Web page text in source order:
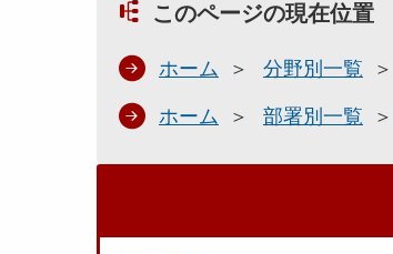
このページの現在位置
ホーム 分野別一覧
ホーム 部署別一覧